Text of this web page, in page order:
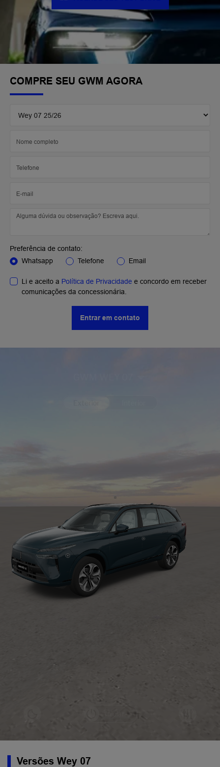
COMPRE SEU GWM AGORA
Preferência de contato:
Whatsapp
Telefone Email
Li e aceito a Política de Privacidade e concordo em receber
comunicações da concessionária.
Entrar em contato
Versões Wey 07